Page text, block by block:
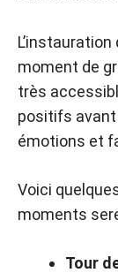
moment de
très
positifs avant
émotions et
Voici
moments
Tour